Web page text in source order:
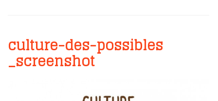
culture-des-possibles
_screenshot